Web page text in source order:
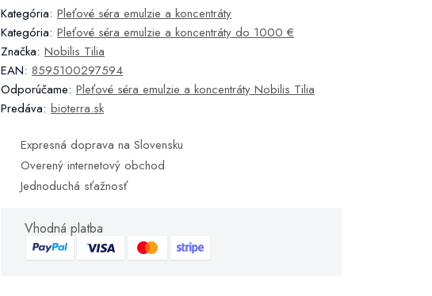
Kategória: Pleťové séra emulzie a koncentráty
Kategória: Pleťové séra emulzie a koncentráty do 1000 €
Značka: Nobilis Tilia
EAN: 8595100297594
Odporúčame: Pleťové séra emulzie a koncentráty Nobilis Tilia
Predáva: bioterra.sk
Expresná doprava na Slovensku
Overený internetový obchod
Jednoduchá sťažnosť
Vhodná platba